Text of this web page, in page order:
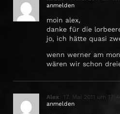
anmelden
moin alex,
danke für die
jo, ich hätte quasi
wenn werner am
wären wir schon
Alex 17. Mai 2011 um
anmelden